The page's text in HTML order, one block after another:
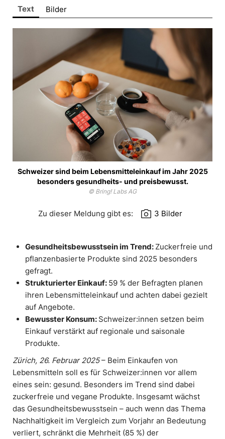
doppler Schirme
movea
VEOCEL
Text Bilder
Schweizer sind beim Lebensmitteleinkauf im Jahr 2025
besonders gesundheits- und preisbewusst.
© Bring! Labs AG
Zu dieser Meldung gibt es: photo_camera 3 Bilder
Gesundheitsbewusstsein im Trend: Zuckerfreie und
pflanzenbasierte Produkte sind 2025 besonders
gefragt.
Strukturierter Einkauf: 59 % der Befragten planen
ihren Lebensmitteleinkauf und achten dabei gezielt
auf Angebote.
Bewusster Konsum: Schweizer:innen setzen beim
Einkauf verstärkt auf regionale und saisonale
Produkte.
Zürich, 26. Februar 2025– Beim Einkaufen von
Lebensmitteln soll es für Schweizer:innen vor allem
eines sein: gesund. Besonders im Trend sind dabei
zuckerfreie und vegane Produkte. Insgesamt wächst
das Gesundheitsbewusstsein – auch wenn das Thema
Nachhaltigkeit im Vergleich zum Vorjahr an Bedeutung
verliert, schränkt die Mehrheit (85 %) der